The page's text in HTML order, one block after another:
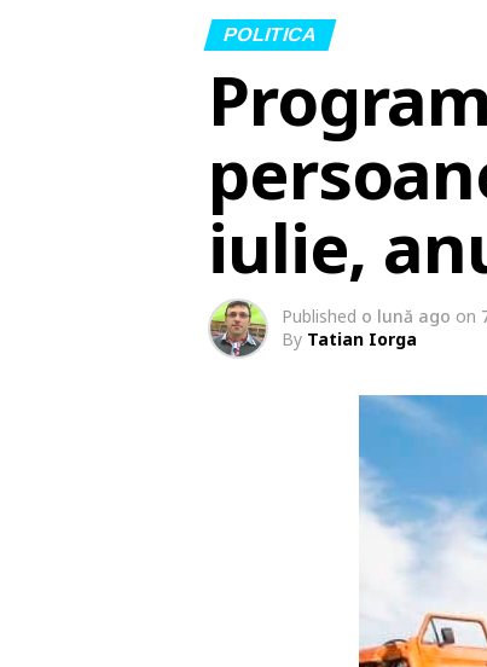
POLITICA
iulie,
Published o lună ago on
By Tatian Iorga